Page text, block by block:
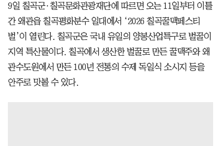
9일 칠곡군·칠곡문화관광재단에 따르면 오는 11일부터 이틀
간 왜관읍 칠곡평화분수 일대에서 ‘2026 칠곡꿀맥페스티
벌’이 열린다. 칠곡군은 국내 유일의 양봉산업특구로 벌꿀이
지역 특산물이다. 칠곡에서 생산한 벌꿀로 만든 꿀맥주와 왜
관수도원에서 만든 100년 전통의 수제 독일식 소시지 등을
안주로 맛볼 수 있다.